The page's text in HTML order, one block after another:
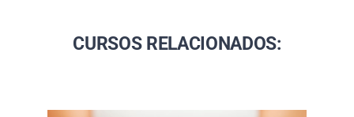
CURSOS RELACIONADOS: